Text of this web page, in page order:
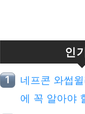
인
네프콘 와썹
에 꼭 알아야